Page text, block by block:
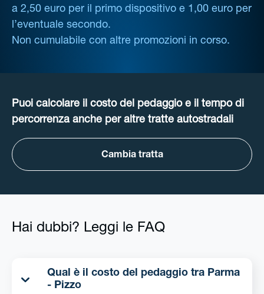
a 2,50 euro per il primo dispositivo e 1,00 euro per
l’eventuale secondo.
Non cumulabile con altre promozioni in corso.
Puoi calcolare il costo del pedaggio e il tempo di
percorrenza anche per altre tratte autostradali
Cambia tratta
Hai dubbi? Leggi le FAQ
Qual è il costo del pedaggio tra Parma
- Pizzo